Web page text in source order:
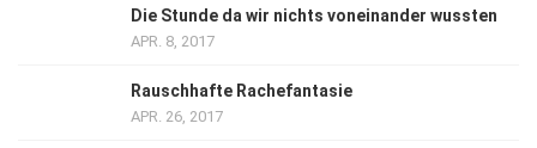
Die Stunde da wir nichts voneinander wussten
APR. 8, 2017
Rauschhafte Rachefantasie
APR. 26, 2017